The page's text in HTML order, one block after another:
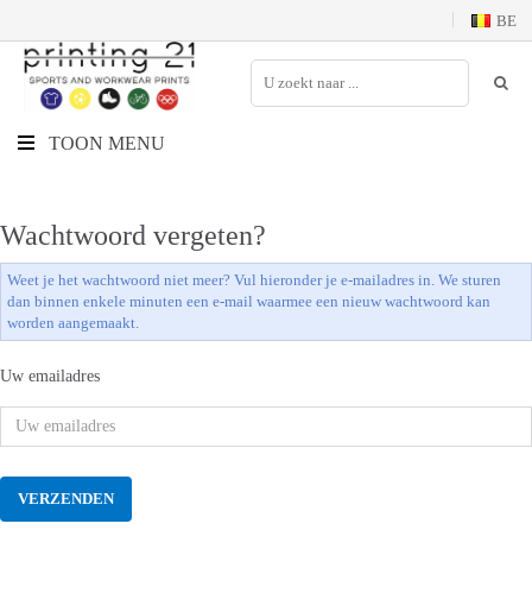
BE
TOON MENU
Wachtwoord vergeten?
Weet je het wachtwoord niet meer? Vul hieronder je e-mailadres in. We sturen
dan binnen enkele minuten een e-mail waarmee een nieuw wachtwoord kan
worden aangemaakt.
Uw emailadres
VERZENDEN